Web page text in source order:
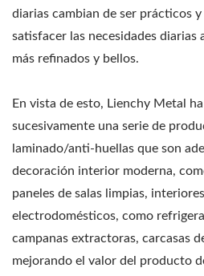
diarias cambian de ser prácticos
satisfacer las necesidades diarias
más refinados y bellos.
En vista de esto, Lienchy Metal
sucesivamente una serie de
laminado/anti-huellas que son
decoración interior moderna,
paneles de salas limpias,
electrodomésticos, como
campanas extractoras, carcasas
mejorando el valor del producto